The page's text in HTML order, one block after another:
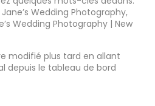
Wedding Photography,
Wedding Photography | New
modifié plus tard en allant
depuis le tableau de bord